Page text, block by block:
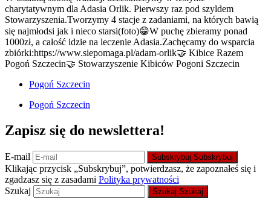
charytatywnym dla Adasia Orlik. Pierwszy raz pod szyldem
Stowarzyszenia.Tworzymy 4 stacje z zadaniami, na których bawią
się najmłodsi jak i nieco starsi(foto)😁W puchę zbieramy ponad
1000zł, a całość idzie na leczenie Adasia.Zachęcamy do wsparcia
zbiórki:https://www.siepomaga.pl/adam-orlik🤝 Kibice Razem
Pogoń Szczecin🤝 Stowarzyszenie Kibiców Pogoni Szczecin
Pogoń Szczecin
Pogoń Szczecin
Zapisz się do newslettera!
E-mail Subskrybuj Subskrybuj
Klikając przycisk „Subskrybuj”, potwierdzasz, że zapoznałeś się i
zgadzasz się z zasadami Polityka prywatności
Szukaj
Szukaj Szukaj